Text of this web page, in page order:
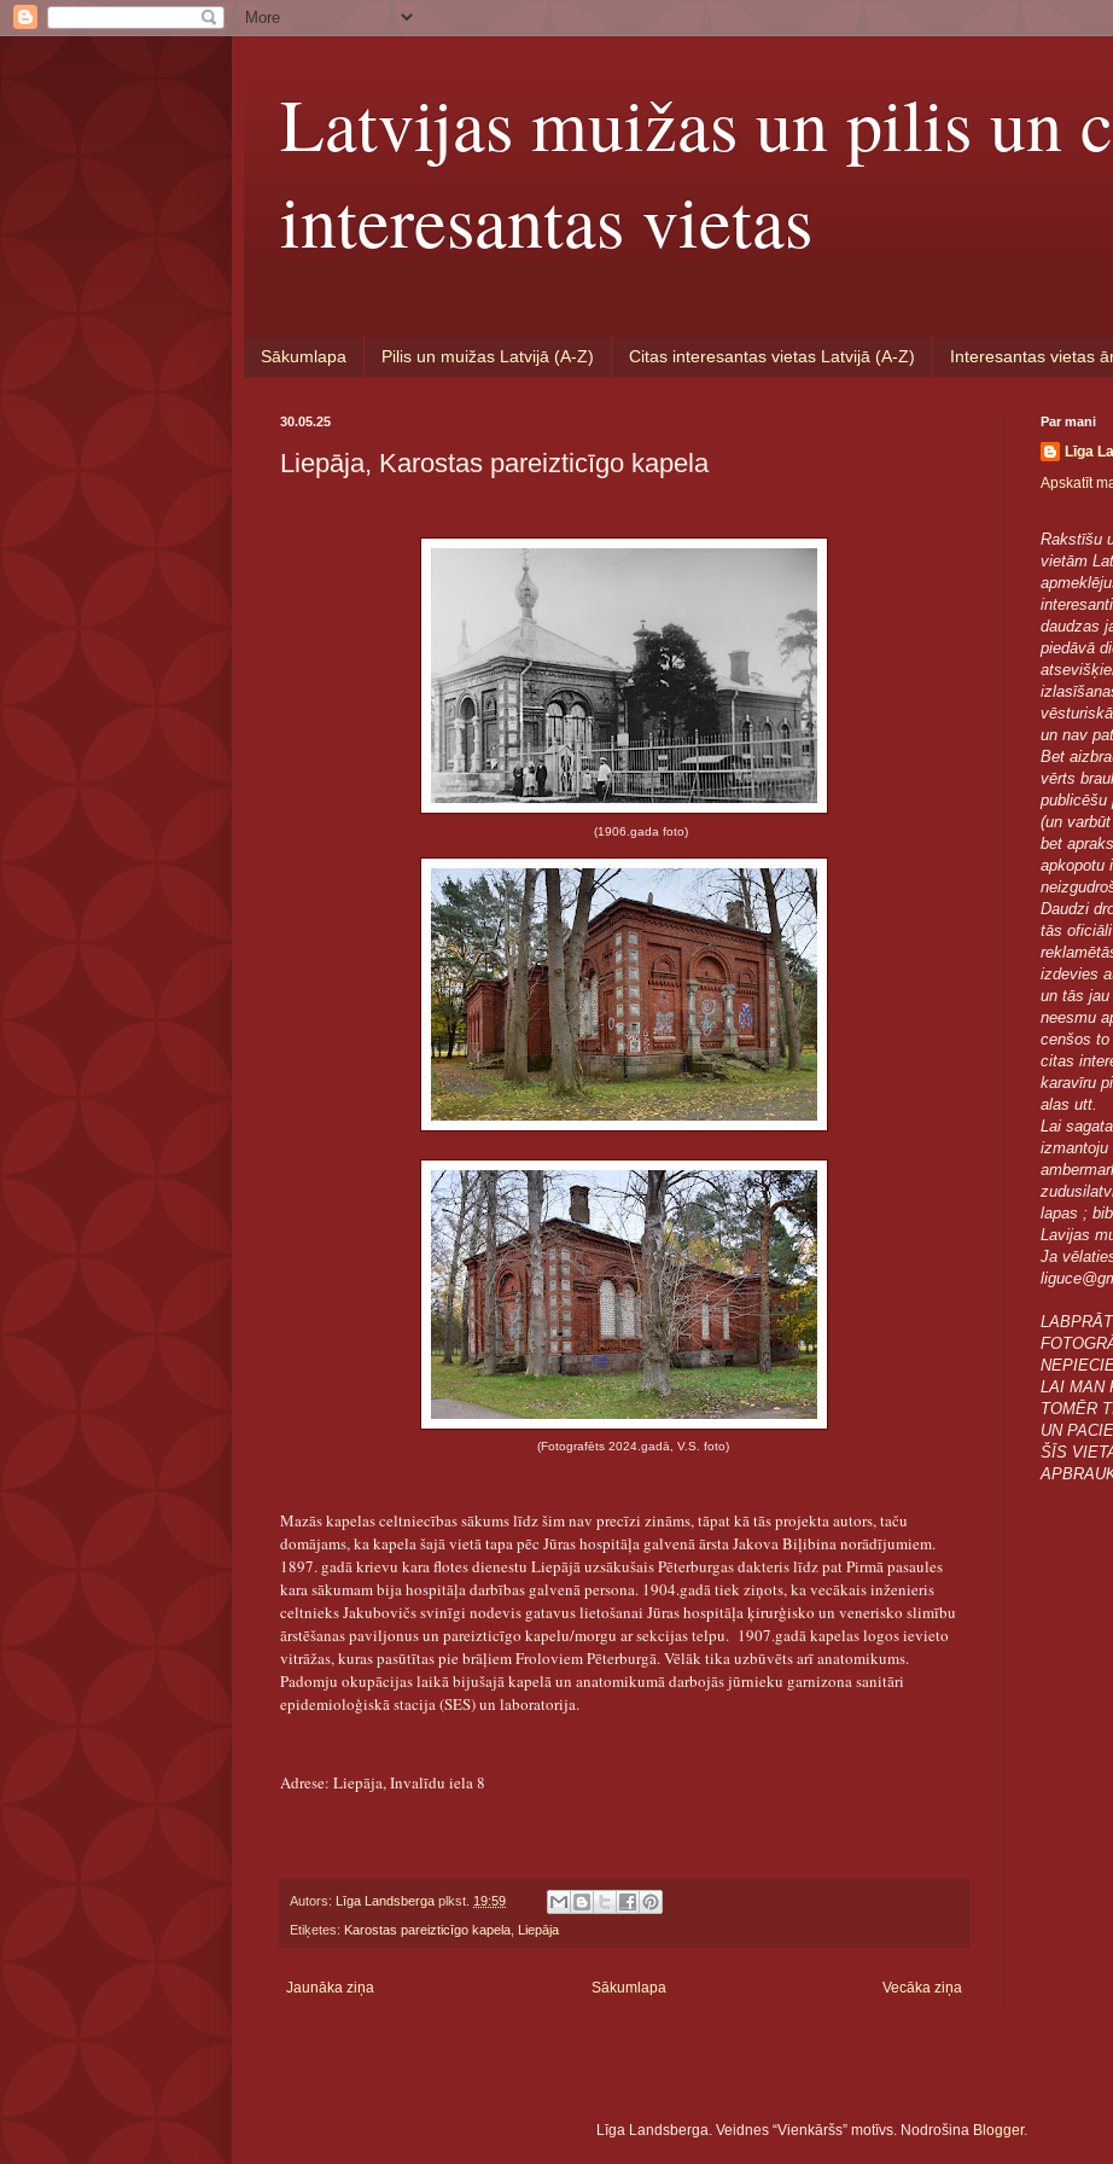
Latvijas muižas un pilis un
interesantas vietas
Sākumlapa Pilis un muižas Latvijā (A-Z) Citas interesantas vietas Latvijā (A-Z) Interesantas vietas
30.05.25
Liepāja, Karostas pareizticīgo kapela
(1906.gada foto)
(Fotografēts 2024.gadā, V.S. foto)
Mazās kapelas celtniecības sākums līdz šim nav precīzi zināms, tāpat kā tās projekta autors, taču
domājams, ka kapela šajā vietā tapa pēc Jūras hospitāļa galvenā ārsta Jakova Biļibina norādījumiem.
1897. gadā krievu kara flotes dienestu Liepājā uzsākušais Pēterburgas dakteris līdz pat Pirmā pasaules
kara sākumam bija hospitāļa darbības galvenā persona. 1904.gadā tiek ziņots, ka vecākais inženieris
celtnieks Jakubovičs svinīgi nodevis gatavus lietošanai Jūras hospitāļa ķirurģisko un venerisko slimību
ārstēšanas paviljonus un pareizticīgo kapelu/morgu ar sekcijas telpu. 1907.gadā kapelas logos ievieto
vitrāžas, kuras pasūtītas pie brāļiem Froloviem Pēterburgā. Vēlāk tika uzbūvēts arī anatomikums.
Padomju okupācijas laikā bijušajā kapelā un anatomikumā darbojās jūrnieku garnizona sanitāri
epidemioloģiskā stacija (SES) un laboratorija.
Adrese: Liepāja, Invalīdu iela 8
Autors: Līga Landsberga plkst. 19:59
Etiķetes: Karostas pareizticīgo kapela Liepāja
Jaunāka ziņa Vecāka ziņa
Sākumlapa
Par mani
Līga
Apskatīt
Rakstīšu
vietām
daudzas
piedāvā
un nav
Bet
vērts
publicēšu
(un
bet
apkopotu
Daudzi
tās
izdevies
un tās
neesmu
cenšos
citas
karavīru
alas utt.
Lai
lapas ;
Lavijas
Ja
LAI MAN
TOMĒR
UN
ŠĪS
Līga Landsberga. Veidnes “Vienkāršs” motīvs. Nodrošina Blogger.